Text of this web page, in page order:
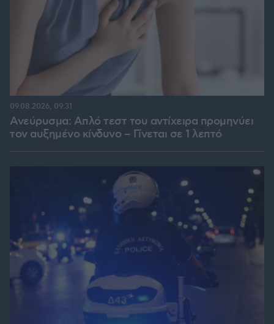
Ανεύρυσμα: Απλό τεστ του αντίχειρα προμηνύει
τον αυξημένο κίνδυνο – Γίνεται σε 1 λεπτό
09.08.2026, 09:31